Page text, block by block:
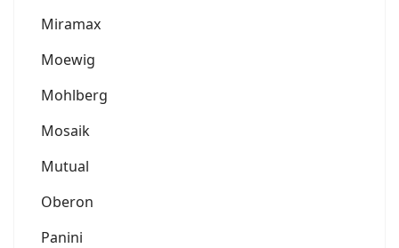
Miramax
Moewig
Mohlberg
Mosaik
Mutual
Oberon
Panini